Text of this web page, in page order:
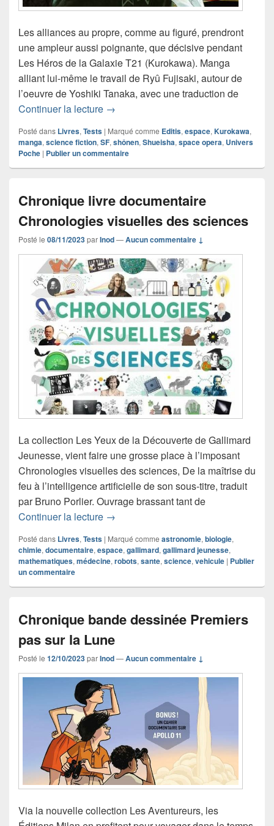
Les alliances au propre, comme au figuré, prendront
une ampleur aussi poignante, que décisive pendant
Les Héros de la Galaxie T21 (Kurokawa). Manga
alliant lui-même le travail de Ryû Fujisaki, autour de
l’oeuvre de Yoshiki Tanaka, avec une traduction de
Continuer la lecture Chronique manga Les Héros de la
→
Posté dans Livres, Tests | Marqué comme Editis, espace, Kurokawa,
manga, science fiction, SF, shônen, Shueisha, space opera, Univers
Poche | Publier un commentaire
Chronique livre documentaire
Chronologies visuelles des sciences
Posté le 08/11/2023parInod—Aucun commentaire ↓
La collection Les Yeux de la Découverte de Gallimard
Jeunesse, vient faire une grosse place à l’imposant
Chronologies visuelles des sciences, De la maîtrise du
feu à l’intelligence artificielle de son sous-titre, traduit
par Bruno Porlier. Ouvrage brassant tant de
Continuer la lecture Chronique livre documentaire
→
Posté dans Livres, Tests | Marqué comme astronomie, biologie,
chimie, documentaire, espace, gallimard, gallimard jeunesse,
mathematiques, médecine, robots, sante, science, vehicule | Publier
un commentaire
Chronique bande dessinée Premiers
pas sur la Lune
Posté le 12/10/2023parInod—Aucun commentaire ↓
Via la nouvelle collection Les Aventureurs, les